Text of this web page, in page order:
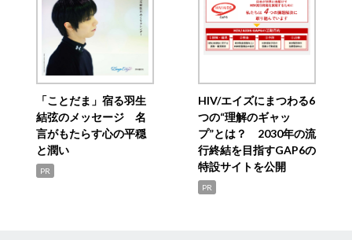
「ことだま」宿る羽生
結弦のメッセージ 名
言がもたらす心の平穏
と潤い
PR
HIV/エイズにまつわる6
つの“理解のギャッ
プ”とは？ 2030年の流
行終結を目指すGAP6の
特設サイトを公開
PR